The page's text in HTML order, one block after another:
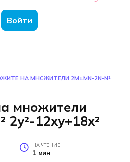
Войти
НА МНОЖИТЕЛИ 2M+MN-2N-N²
множители
2y²-12xy+18x²
НА ЧТЕНИЕ
1 мин